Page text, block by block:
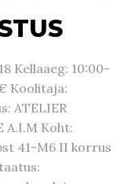
Kellaaeg: 10:00-
Koolitaja:
ATELIER
A.I.M Koht:
41-M6 II korrus